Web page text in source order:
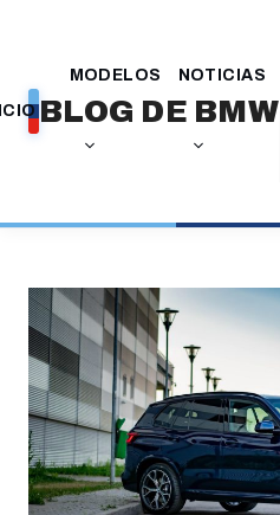
contenido
BLOG DE BMW
MODELOS
NOTICIAS